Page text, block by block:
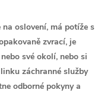
na oslovení, má potíže s
zvrací, je
své okolí, nebo si
záchranné služby
odborné pokyny a